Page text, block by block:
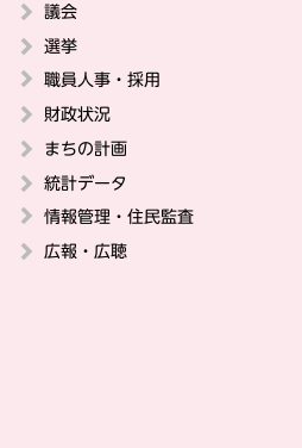
議会
選挙
職員人事・採用
財政状況
まちの計画
統計データ
情報管理・住民監査
広報・広聴